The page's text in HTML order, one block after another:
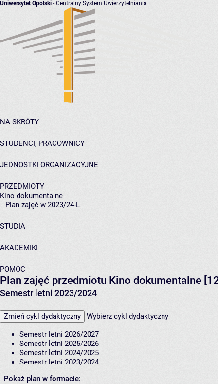
Uniwersytet Opolski - Centralny System Uwierzytelniania
NA SKRÓTY
STUDENCI, PRACOWNICY
JEDNOSTKI ORGANIZACYJNE
PRZEDMIOTY
Kino dokumentalne
Plan zajęć w 2023/24-L
STUDIA
AKADEMIKI
POMOC
Plan zajęć przedmiotu Kino dokumentalne
Semestr letni 2023/2024
Zmień cykl dydaktyczny Wybierz cykl dydaktyczny
Semestr letni 2026/2027
Semestr letni 2025/2026
Semestr letni 2024/2025
Semestr letni 2023/2024
Pokaż plan w formacie: